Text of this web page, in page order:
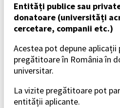
Entități publice sau
donatoare (universități
cercetare, companii etc.)
Acestea pot depune aplicații
pregătitoare în România în
universitar.
La vizite pregătitoare pot
entității aplicante.